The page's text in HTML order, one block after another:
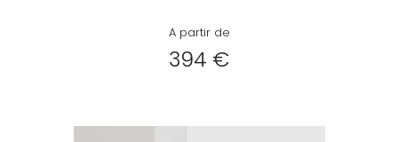
A partir de
394 €